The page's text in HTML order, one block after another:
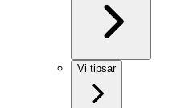
Vi tipsar